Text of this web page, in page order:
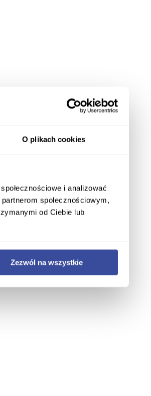
O plikach cookies
i analizować
społecznościowym,
od Ciebie lub
Zezwól na wszystkie